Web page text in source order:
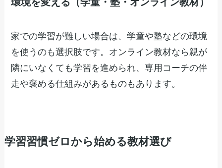
家での学習が難しい場合は、学童や塾などの環境
を使うのも選択肢です。オンライン教材なら親が
隣にいなくても学習を進められ、専用コーチの伴
走や褒める仕組みがあるものもあります。
学習習慣ゼロから始める教材選び